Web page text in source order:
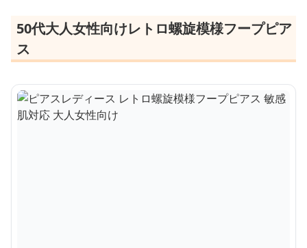
50代大人女性向けレトロ螺旋模様フープピア
ス